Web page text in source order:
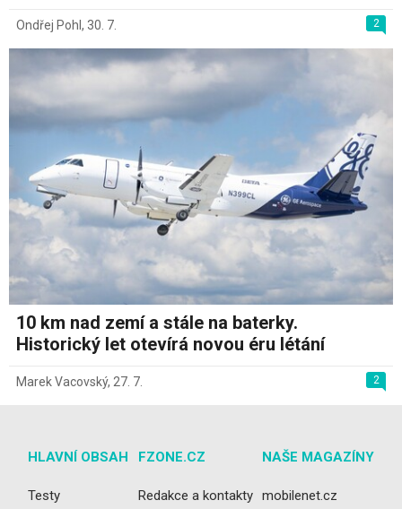
2
Ondřej Pohl , 30. 7.
10 km nad zemí a stále na baterky.
Historický let otevírá novou éru létání
2
Marek Vacovský, 27. 7.
HLAVNÍ OBSAH
Testy
FZONE.CZ
Redakce a kontakty
NAŠE MAGAZÍNY
mobilenet.cz